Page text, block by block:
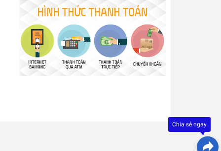
trải
nghiệm
phát
triển
bởi
Chia sẻ ngay